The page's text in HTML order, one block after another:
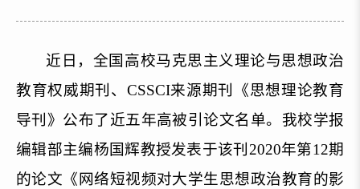
近日，全国高校马克思主义理论与思想政治
教育权威期刊、CSSCI来源期刊《思想理论教育
导刊》公布了近五年高被引论文名单。我校学报
编辑部主编杨国辉教授发表于该刊2020年第12期
的论文《网络短视频对大学生思想政治教育的影